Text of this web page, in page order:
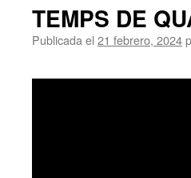
TEMPS DE
Publicada el 21 febrero, 2024